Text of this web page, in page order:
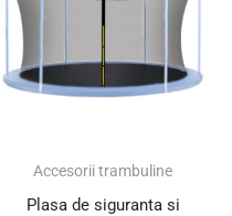
Accesorii trambuline
Plasa de siguranta si